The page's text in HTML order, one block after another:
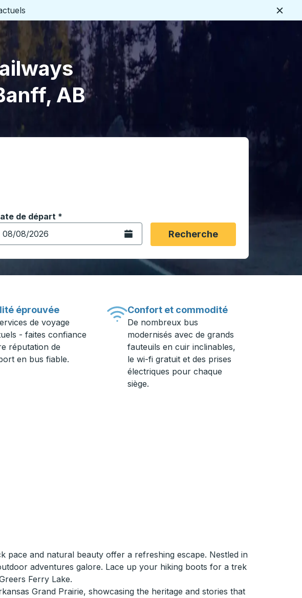
AB
les touches fléchées pour accéder à la ville d'origine souhaitée, puis
pour ouvrir les options de localisation, puis utilisez les touches fléchées
de départ *
la date au format date Barre oblique du mois à 2 chiffres Barre
Ouvrez le calendrier.Recherche
éprouvée
de voyage
- faites confiance
réputation de
en bus fiable.
Confort et commodité
De nombreux bus
modernisés avec de grands
fauteuils en cuir inclinables,
le wi-fi gratuit et des prises
électriques pour chaque
siège.
cette gare routière
pace and natural beauty offer a refreshing escape. Nestled in
adventures galore. Lace up your hiking boots for a trek
Ferry Lake.
Grand Prairie, showcasing the heritage and stories that